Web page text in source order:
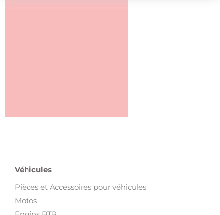
Véhicules
Pièces et Accessoires pour véhicules
Motos